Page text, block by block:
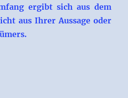
ergibt sich aus dem
aus Ihrer Aussage oder